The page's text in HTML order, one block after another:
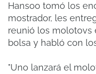
Hansoo tomó los
mostrador, les
reunió los molotovs
bolsa y habló con
"Uno lanzará el